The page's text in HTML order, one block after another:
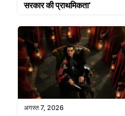
सरकार की प्राथमिकता’
अगस्त 7, 2026